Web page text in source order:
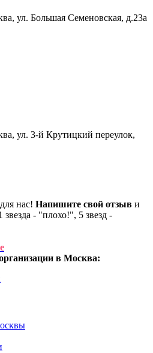
ул. Большая Семеновская, д.23а
ул. 3-й Крутицкий переулок,
нас! Напишите свой отзыв и
- "плохо!", 5 звезд -
e
в Москва: